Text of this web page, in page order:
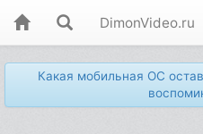
DimonVideo.ru
Какая мобильная ОС